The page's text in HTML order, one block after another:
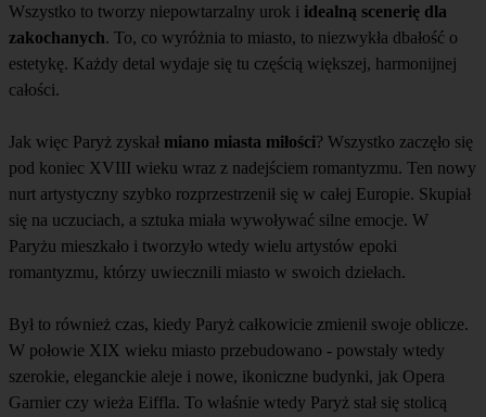
Wszystko to tworzy niepowtarzalny urok i idealną scenerię dla
zakochanych. To, co wyróżnia to miasto, to niezwykła dbałość o
estetykę. Każdy detal wydaje się tu częścią większej, harmonijnej
całości.
Jak więc Paryż zyskał miano miasta miłości? Wszystko zaczęło się
pod koniec XVIII wieku wraz z nadejściem romantyzmu. Ten nowy
nurt artystyczny szybko rozprzestrzenił się w całej Europie. Skupiał
się na uczuciach, a sztuka miała wywoływać silne emocje. W
Paryżu mieszkało i tworzyło wtedy wielu artystów epoki
romantyzmu, którzy uwiecznili miasto w swoich dziełach.
Był to również czas, kiedy Paryż całkowicie zmienił swoje oblicze.
W połowie XIX wieku miasto przebudowano - powstały wtedy
szerokie, eleganckie aleje i nowe, ikoniczne budynki, jak Opera
Garnier czy wieża Eiffla. To właśnie wtedy Paryż stał się stolicą